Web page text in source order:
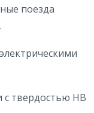
поезда
твердостью HB